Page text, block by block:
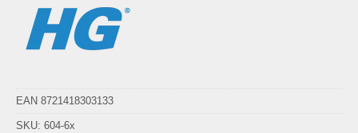
EAN 8721418303133
SKU: 604-6x